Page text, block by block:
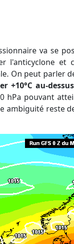
va se
l'anticyclone et
On peut parler
+10°C au-
pouvant
ambiguité reste